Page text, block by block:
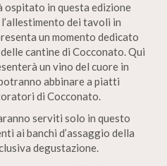
ospitato in questa edizione
dei tavoli in
un momento dedicato
cantine di Cocconato. Qui
un vino del cuore in
abbinare a piatti
di Cocconato.
serviti solo in questo
ai banchi d’assaggio della
degustazione.